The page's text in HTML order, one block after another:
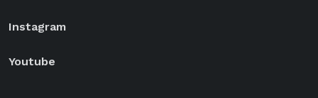
Instagram
Youtube